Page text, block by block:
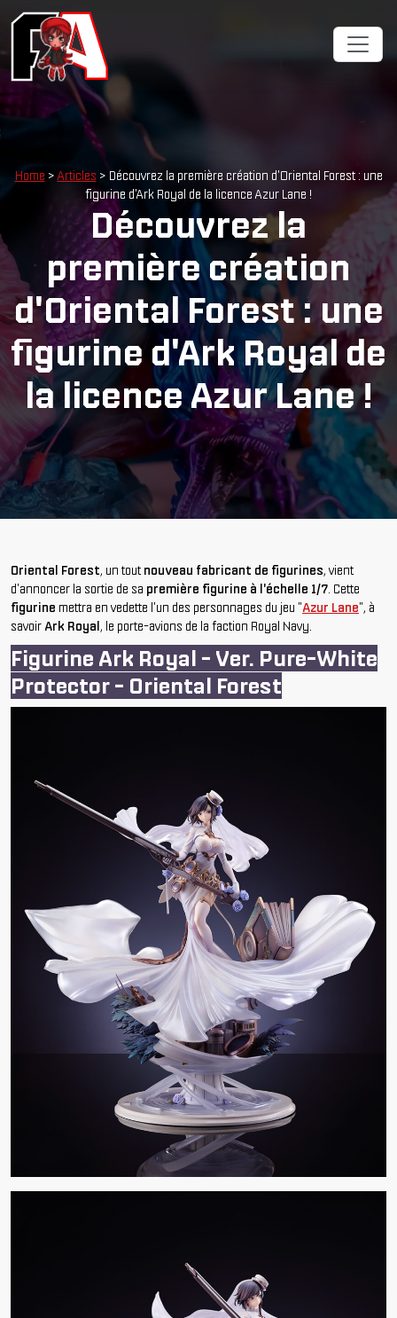
Home > Articles > Découvrez la première création d'Oriental Forest : une
figurine d'Ark Royal de la licence Azur Lane !
Découvrez la
première création
d'Oriental Forest : une
figurine d'Ark Royal de
la licence Azur Lane !
Oriental Forest, un tout nouveau fabricant de figurines, vient
d'annoncer la sortie de sa première figurine à l'échelle 1/7. Cette
figurine mettra en vedette l'un des personnages du jeu "Azur Lane", à
savoir Ark Royal, le porte-avions de la faction Royal Navy.
Figurine Ark Royal - Ver. Pure-White
Protector - Oriental Forest